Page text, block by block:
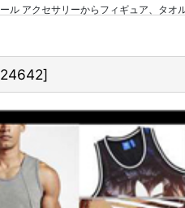
アクセサリーからフィギュア、タオ
]